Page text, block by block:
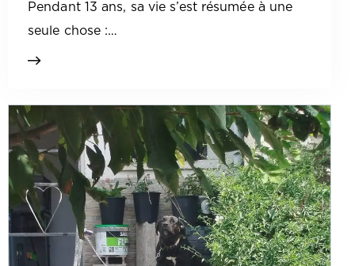
Pendant 13 ans, sa vie s’est résumée à une
seule chose :…